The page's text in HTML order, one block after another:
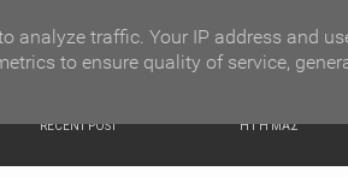
RECENT POST Η ΓΗ ΜΑΣ
analyze traffic. Your IP address and
to ensure quality of service,